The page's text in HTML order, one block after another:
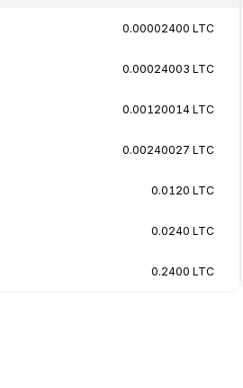
0.00002400 LTC
0.00024003 LTC
0.00120014 LTC
0.00240027 LTC
0.0120 LTC
0.0240 LTC
0.2400 LTC